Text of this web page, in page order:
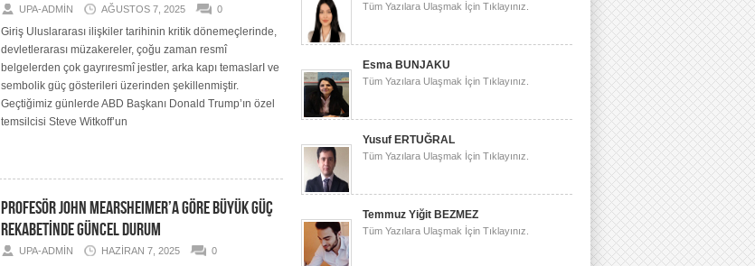
UPA-ADMIN AĞUSTOS 7, 2025 0
Giriş Uluslararası ilişkiler tarihinin kritik dönemeçlerinde,
devletlerarası müzakereler, çoğu zaman resmî
belgelerden çok gayrıresmî jestler, arka kapı temaslarI ve
sembolik güç gösterileri üzerinden şekillenmiştir.
Geçtiğimiz günlerde ABD Başkanı Donald Trump’ın özel
temsilcisi Steve Witkoff’un
PROFESÖR JOHN MEARSHEIMER’A GÖRE BÜYÜK GÜÇ
REKABETİNDE GÜNCEL DURUM
UPA-ADMIN HAZIRAN 7, 2025 0
Tüm Yazılara Ulaşmak İçin Tıklayınız.
Esma BUNJAKU
Tüm Yazılara Ulaşmak İçin Tıklayınız.
Yusuf ERTUĞRAL
Tüm Yazılara Ulaşmak İçin Tıklayınız.
Temmuz Yiğit BEZMEZ
Tüm Yazılara Ulaşmak İçin Tıklayınız.